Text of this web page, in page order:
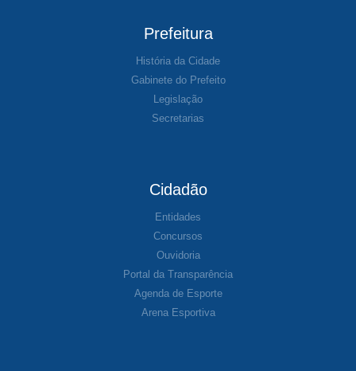
Prefeitura
História da Cidade
Gabinete do Prefeito
Legislação
Secretarias
Cidadão
Entidades
Concursos
Ouvidoria
Portal da Transparência
Agenda de Esporte
Arena Esportiva